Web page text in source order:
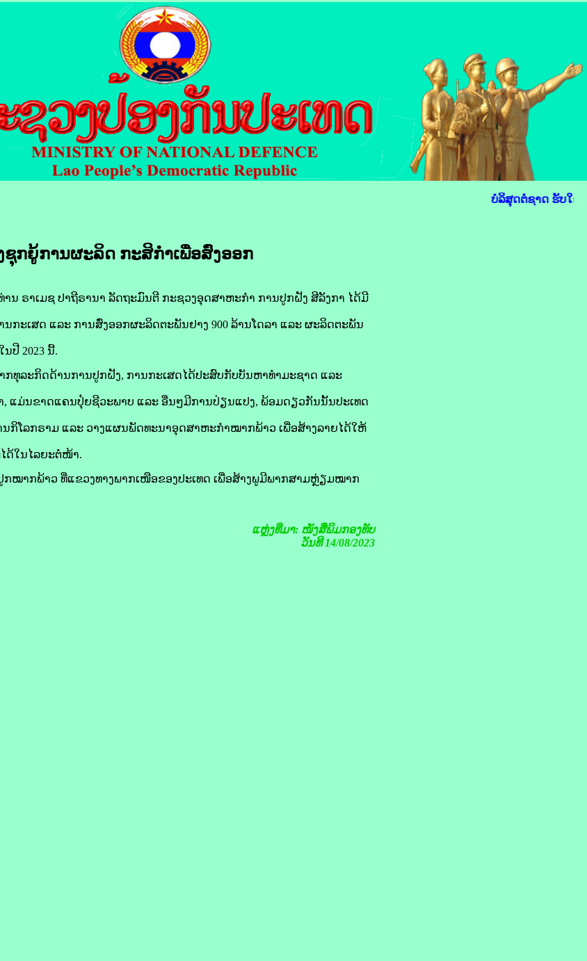
ບໍລິສຸດຕໍ່ຊາດ ຮັບໃຊ້ປ
ຊຸກຍູ້​ການ​ຜະລິດ​ ກະສິກຳ​ເພື່ອ​ສົ່ງ​ອອກ
ຣາ​ເມ​​ຊ ປາຖີ​ຣາ​ນາ ລັດຖະມົນຕີ ກະຊວງ​ອຸດສາຫະກຳ ການ​ປູກຝັງ ສີ​ລັງກາ ໄດ້​ມີ​
ກະເສດ ແລະ ການ​ສົ່ງ​ອອກ​ຜະລິດ​ຕະ​ພັນ​ຢາງ 900 ລ້ານ​ໂດ​ລາ ແລະ ຜະລິດ​ຕະ​ພັນ​
ປີ 2023 ນີ້.
ທຸລະ​ກິດດ້ານ​ການ​ປູກຝັງ, ການ​ກະເສດ​ໄດ້​ປະສົບ​ກັບ​ບັນຫາ​ທຳ​ມະ​ຊາດ ແລະ
, ແມ່ນ​ຂາດແຄນ​ປຸ໋ຍ​ຊີວະ​ພາບ ແລະ ອື່ນໆ​ມີ​ການ​ປ່ຽນແປງ, ພ້ອມ​ດຽວ​ກັນ​ນັ້ນປະເທດ
ນ​ກິ​ໂລກ​ຣາມ ແລະ ວາງ​ແຜນ​ພັດທະນາ​ອຸດສາຫະກຳ​ໝາກພ້າວ ເພື່ອ​ສ້າງ​ລາຍ​ໄດ້​ໃຫ້​
ດ້​ໃນ​ໄລຍະ​ຕໍ່ໜ້າ.
າກພ້າວ ທີ່​ແຂວງ​ທາງ​ພາກ​ເໜືອ​ຂອງ​ປະເທດ ເພື່ອ​ສ້າງ​ພູມີພາກ​ສາມຫຼ່ຽມ​ໝາກ
ແຫຼ່ງທີ່ມາ: ໜັງສືພິມກອງທັບ
ວັນທີ 14/08/2023